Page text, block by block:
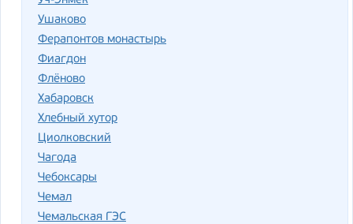
Ушаково
Ферапонтов монастырь
Фиагдон
Флёново
Хабаровск
Хлебный хутор
Циолковский
Чагода
Чебоксары
Чемал
Чемальская ГЭС